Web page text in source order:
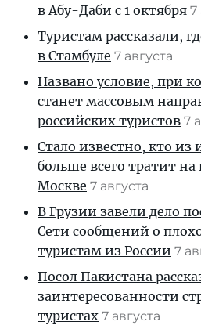
в Абу-Даби с 1 октября 7
Туристам рассказали,
в Стамбуле 7 августа
Названо условие, при
станет массовым
российских туристов 7
Стало известно, кто из
больше всего тратит
Москве 7 августа
В Грузии завели дело
Сети сообщений о
туристам из России 7
Посол Пакистана
заинтересованности
туристах 7 августа